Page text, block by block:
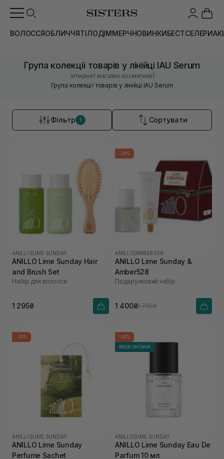
ВОЛОССЯОБЛИЧЧЯТІЛОДІММЕРЧНОВИНКИБЕСТСЕЛЕРИ
Група колекції товарів у лінійці IAU Serum
Інтернет магазин косметики
Група колекції товарів у лінійці IAU Serum
Фільтр 1 Сортувати
ANILLO LIME SUNDAY
ANILLO Lime Sunday Hair
and Brush Set
Набір для волосся
1 295₴
-20%
ANILLO AMBER 528
ANILLO Lime Sunday &
Amber528
Подарунковий набір
1 400₴1 760₴
-20%
ANILLO LIME SUNDAY
ANILLO Lime Sunday
Perfume Sachet
-20%
ВИБІР ОКСАНИ
ANILLO LIME SUNDAY
ANILLO Lime Sunday Eau De
Parfum 10 мл